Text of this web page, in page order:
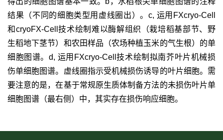
结果（不同的细胞类型用虚线圈出）。c, 运用 FXcryo-Cell
和cryoFX-Cell 技术绘制难以酶解组织（栽培稻基部节、野
生稻地下茎节）和农田样品（农场种植玉米的气生根）的单
细胞图谱。 d, 运用 FXcryo-Cell 技术绘制拟南芥叶片机械损
伤单细胞图谱。虚线圈指示受机械损伤诱导的叶片细胞。需
要注意的是，在基于常规原生质体制备方法的未损伤叶片单
细胞图谱（最右侧）中，其实存在损伤响应细胞。